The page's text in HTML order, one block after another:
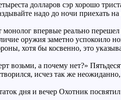
долларов сэр хорошо
надо до ночи приехать
монолог впервые реально
оружия заметно успокоило
хотя бы косвенно, это
возьми, а почему нет?»
исчез так же
дня и вечер Охотник